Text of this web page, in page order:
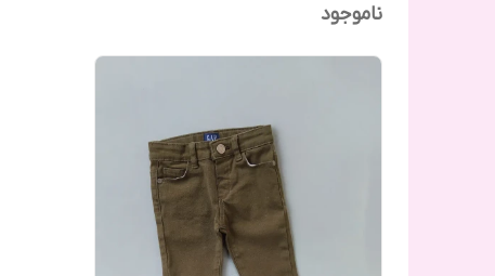
ناموجود